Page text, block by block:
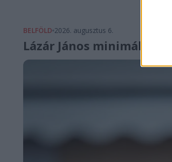
BELFÖLD 2026. augusztus 6.
Lázár János minimálbért